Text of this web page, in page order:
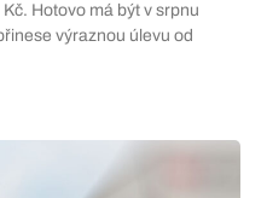
Hotovo má být v srpnu
výraznou úlevu od